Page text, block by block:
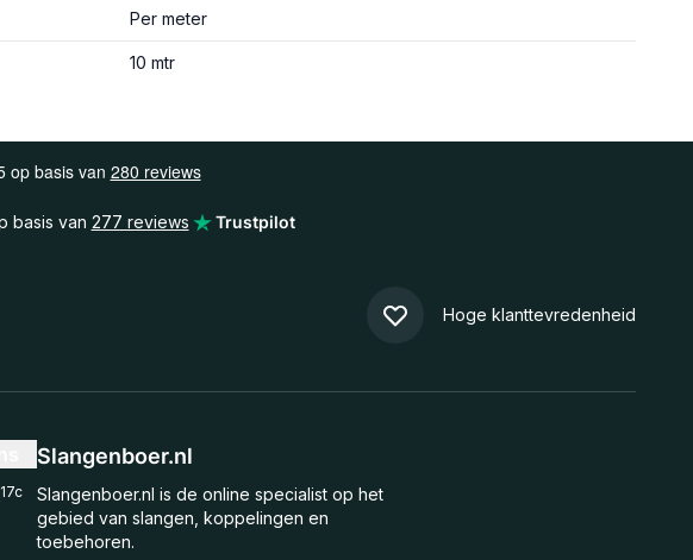
Per meter
10 mtr
basis van 277 reviews Trustpilot
Hoge klanttevredenheid
Slangenboer.nl
Slangenboer.nl is de online specialist op het
gebied van slangen, koppelingen en
toebehoren.